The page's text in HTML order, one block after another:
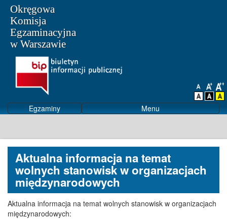
Okręgowa
Komisja
Egzaminacyjna
w Warszawie
Egzaminy Menu
Aktualna informacja na temat
wolnych stanowisk w organizacjach
międzynarodowych
Aktualna informacja na temat wolnych stanowisk w organizacjach
międzynarodowych: